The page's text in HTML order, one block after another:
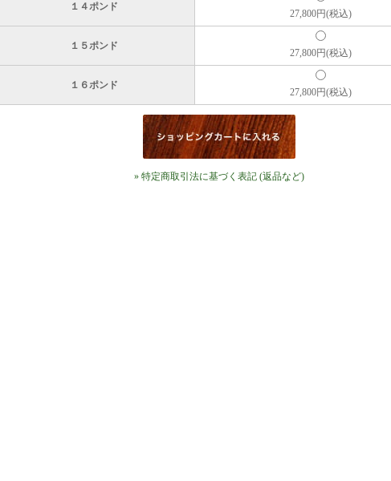
１４ポンド
27,800円(税込)
１５ポンド
27,800円(税込)
１６ポンド
27,800円(税込)
» 特定商取引法に基づく表記 (返品など)